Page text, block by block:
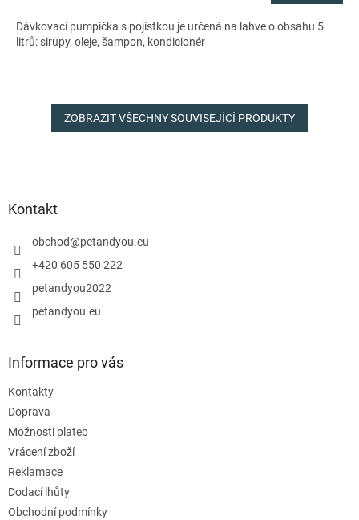
Dávkovací pumpička s pojistkou je určená na lahve o obsahu 5
litrů: sirupy, oleje, šampon, kondicionér
ZOBRAZIT VŠECHNY SOUVISEJÍCÍ PRODUKTY
Kontakt
obchod@petandyou.eu
+420 605 550 222
petandyou2022
petandyou.eu
Informace pro vás
Kontakty
Doprava
Možnosti plateb
Vrácení zboží
Reklamace
Dodací lhůty
Obchodní podmínky